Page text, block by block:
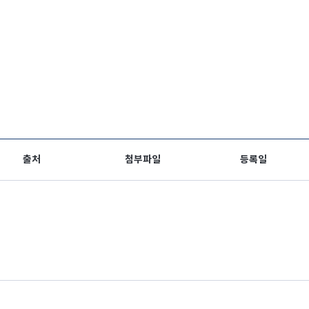
출처 첨부파일 등록일